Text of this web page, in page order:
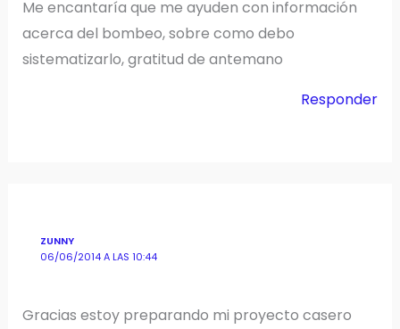
Me encantaría que me ayuden con información
acerca del bombeo, sobre como debo
sistematizarlo, gratitud de antemano
Responder
ZUNNY
06/06/2014 A LAS 10:44
Gracias estoy preparando mi proyecto casero